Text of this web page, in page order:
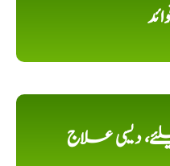
دیسی علاج